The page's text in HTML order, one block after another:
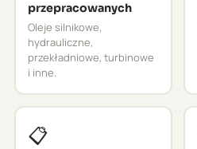
przepracowanych
Oleje silnikowe,
hydrauliczne,
przekładniowe, turbinowe
i inne.
📋